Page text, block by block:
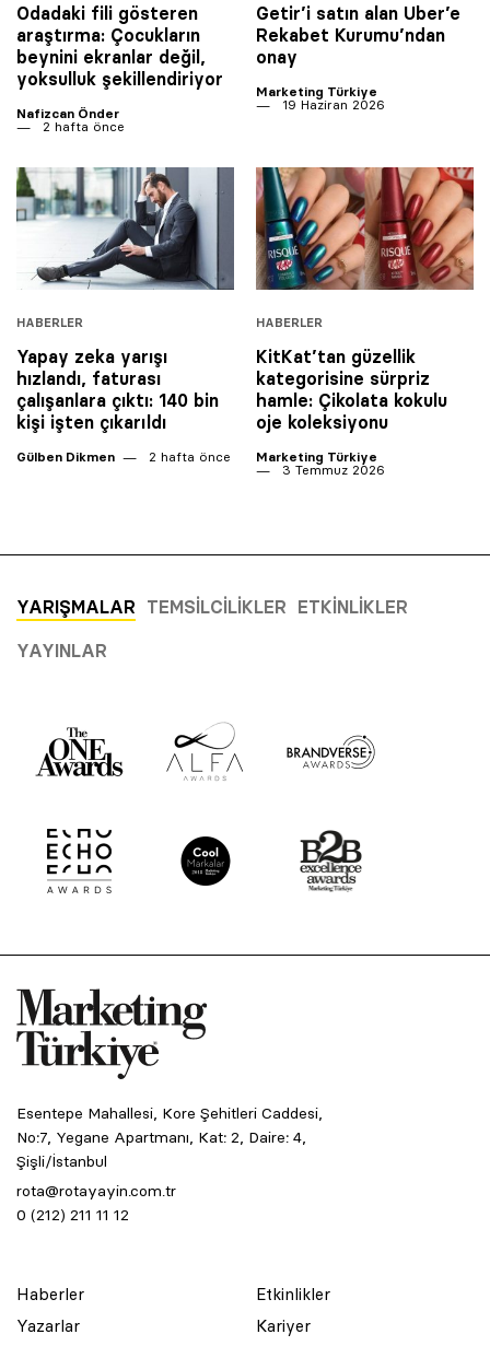
Odadaki fili gösteren
araştırma: Çocukların
beynini ekranlar değil,
yoksulluk şekillendiriyor
Nafizcan Önder
2 hafta önce
Getir’i satın alan Uber’e
Rekabet Kurumu’ndan
onay
Marketing Türkiye
19 Haziran 2026
HABERLER
Yapay zeka yarışı
hızlandı, faturası
çalışanlara çıktı: 140 bin
kişi işten çıkarıldı
Gülben Dikmen 2 hafta önce
HABERLER
KitKat’tan güzellik
kategorisine sürpriz
hamle: Çikolata kokulu
oje koleksiyonu
Marketing Türkiye
3 Temmuz 2026
YARIŞMALAR TEMSILCILIKLER ETKINLIKLER
YAYINLAR
Esentepe Mahallesi, Kore Şehitleri Caddesi,
No:7, Yegane Apartmanı, Kat: 2, Daire: 4,
Şişli/İstanbul
rota@rotayayin.com.tr
0 (212) 211 11 12
Haberler
Yazarlar
Etkinlikler
Kariyer